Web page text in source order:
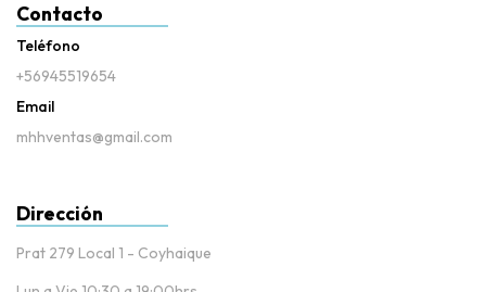
Contacto
Teléfono
+56945519654
Email
mhhventas@gmail.com
Dirección
Prat 279 Local 1 - Coyhaique